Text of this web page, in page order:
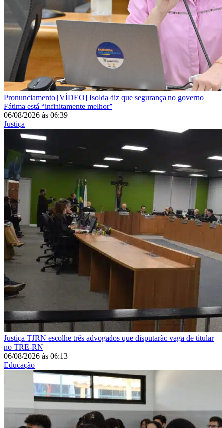
Pronunciamento [VÍDEO] Isolda diz que segurança no governo
Fátima está “infinitamente melhor”
06/08/2026 às 06:39
Justiça
Justiça TJRN escolhe três advogados que disputarão vaga de titular
no TRE-RN
06/08/2026 às 06:13
Educação